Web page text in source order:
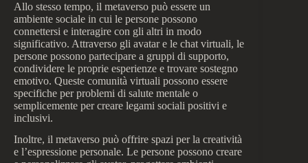
Allo stesso tempo, il metaverso può essere un
ambiente sociale in cui le persone possono
connettersi e interagire con gli altri in modo
significativo. Attraverso gli avatar e le chat virtuali, le
persone possono partecipare a gruppi di supporto,
condividere le proprie esperienze e trovare sostegno
emotivo. Queste comunità virtuali possono essere
specifiche per problemi di salute mentale o
semplicemente per creare legami sociali positivi e
inclusivi.
Inoltre, il metaverso può offrire spazi per la creatività
e l’espressione personale. Le persone possono creare